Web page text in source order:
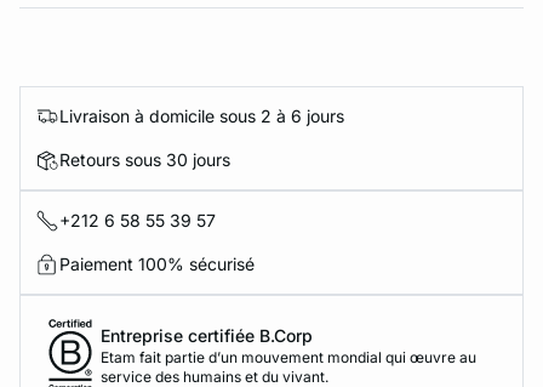
Livraison à domicile sous 2 à 6 jours
Retours sous 30 jours
+212 6 58 55 39 57
Paiement 100% sécurisé
Entreprise certifiée B.Corp
Etam fait partie d’un mouvement mondial qui œuvre au
service des humains et du vivant.